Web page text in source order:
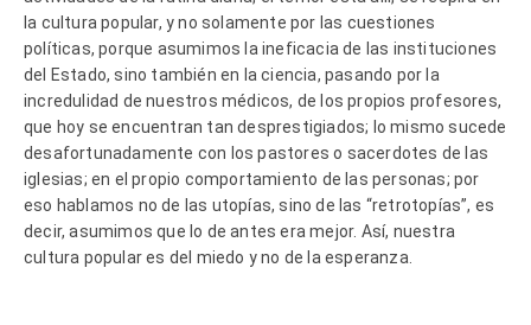
la cultura popular, y no solamente por las cuestiones
políticas, porque asumimos la ineficacia de las instituciones
del Estado, sino también en la ciencia, pasando por la
incredulidad de nuestros médicos, de los propios profesores,
que hoy se encuentran tan desprestigiados; lo mismo sucede
desafortunadamente con los pastores o sacerdotes de las
iglesias; en el propio comportamiento de las personas; por
eso hablamos no de las utopías, sino de las “retrotopías”, es
decir, asumimos que lo de antes era mejor. Así, nuestra
cultura popular es del miedo y no de la esperanza.